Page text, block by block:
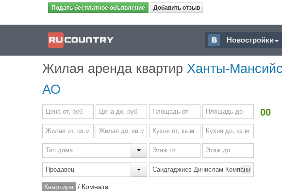
Подать бесплатное объявление Добавить отзыв
Новостройки
Жилая аренда квартир Ханты-
АО
00
Квартира / Комната